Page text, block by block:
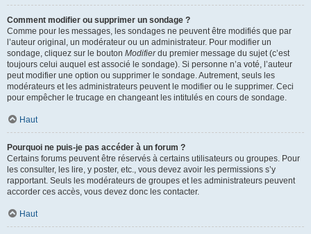
Comment modifier ou supprimer un sondage ?
Comme pour les messages, les sondages ne peuvent être modifiés que par
l’auteur original, un modérateur ou un administrateur. Pour modifier un
sondage, cliquez sur le bouton Modifierdu premier message du sujet (c’est
toujours celui auquel est associé le sondage). Si personne n’a voté, l’auteur
peut modifier une option ou supprimer le sondage. Autrement, seuls les
modérateurs et les administrateurs peuvent le modifier ou le supprimer. Ceci
pour empêcher le trucage en changeant les intitulés en cours de sondage.
Haut
Pourquoi ne puis-je pas accéder à un forum ?
Certains forums peuvent être réservés à certains utilisateurs ou groupes. Pour
les consulter, les lire, y poster, etc., vous devez avoir les permissions s’y
rapportant. Seuls les modérateurs de groupes et les administrateurs peuvent
accorder ces accès, vous devez donc les contacter.
Haut